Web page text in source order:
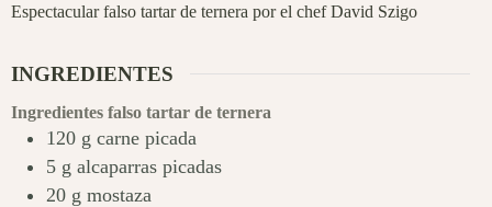
Espectacular falso tartar de ternera por el chef David Szigo
INGREDIENTES
Ingredientes falso tartar de ternera
120 g carne picada
5 g alcaparras picadas
20 g mostaza